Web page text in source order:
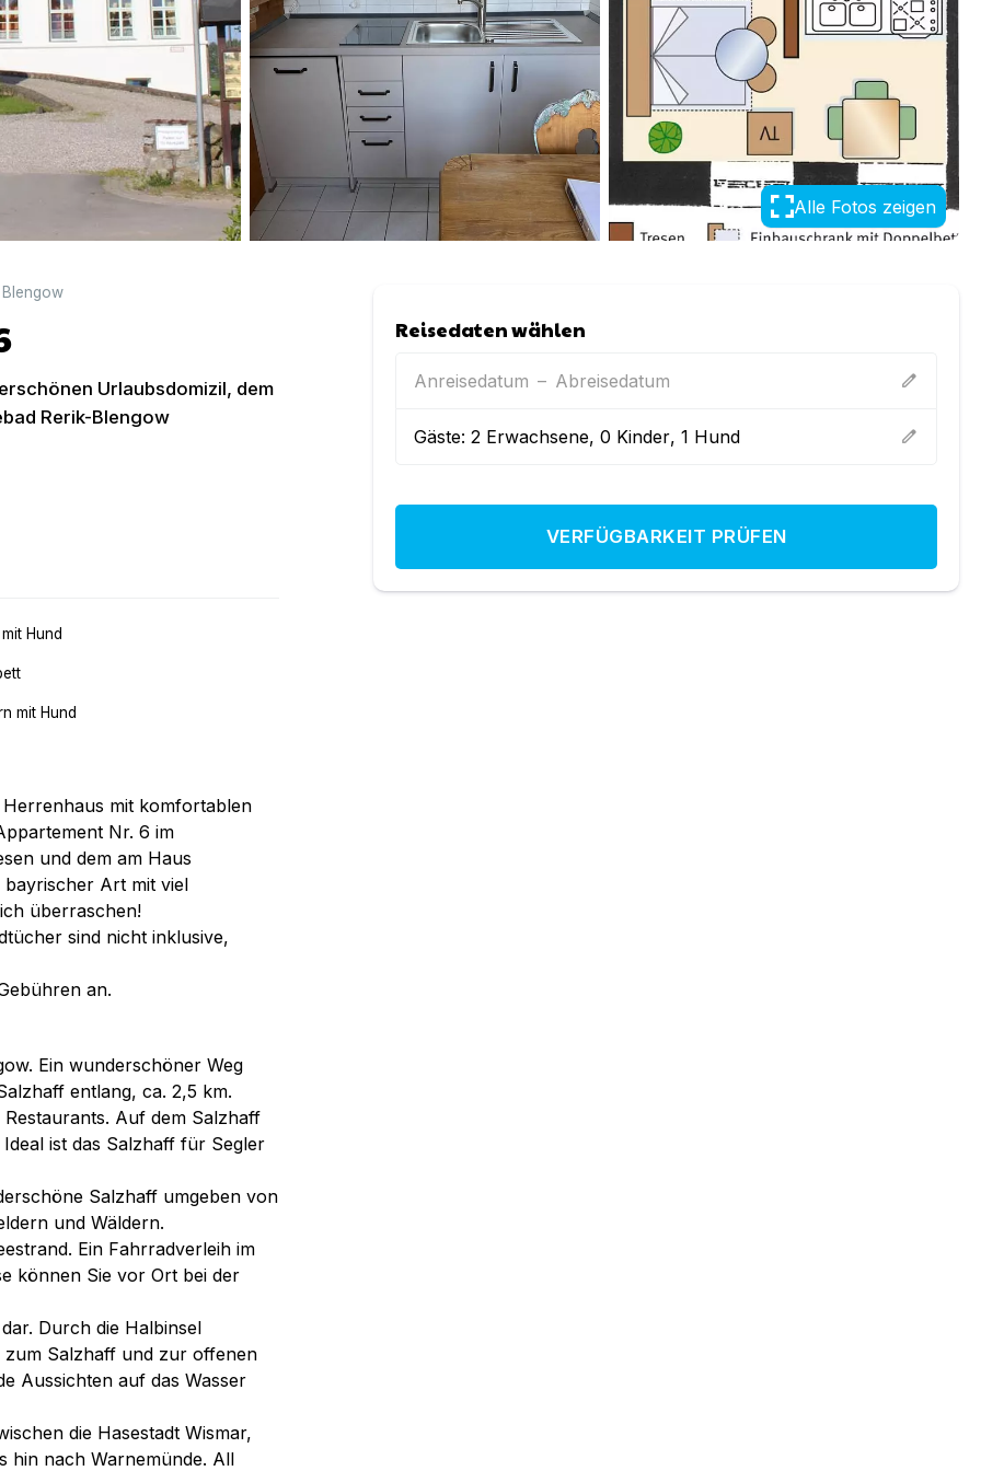
Alle Fotos zeigen
Urlaubsdomizil, dem
Rerik-Blengow
Hund
mit Hund
mit komfortablen
Nr. 6 im
und dem am Haus
Art mit viel
überraschen!
sind nicht inklusive,
an.
Ein wunderschöner Weg
entlang, ca. 2,5 km.
Auf dem Salzhaff
ist das Salzhaff für Segler
Salzhaff umgeben von
und Wäldern.
Ein Fahrradverleih im
können Sie vor Ort bei der
Durch die Halbinsel
zum Salzhaff und zur offenen
Aussichten auf das Wasser
die Hasestadt Wismar,
hin nach Warnemünde. All
Reisedaten wählen
Anreisedatum – Abreisedatum edit
Gäste:2 Erwachsene,0 Kinder,1 Hund edit
VERFÜGBARKEIT PRÜFEN